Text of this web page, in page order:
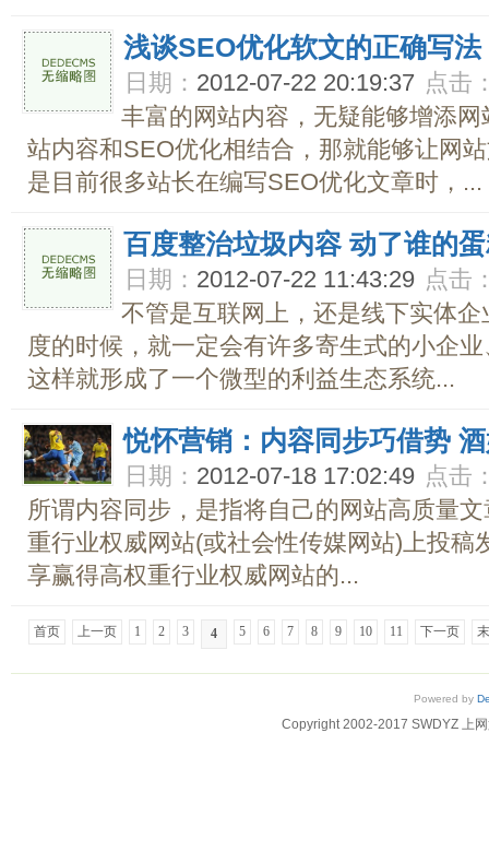
浅谈SEO优化软文的正确写法
日期： 2012-07-22 20:19:37 点击
丰富的网站内容，无疑能够增添
站内容和SEO优化相结合，那就能够让网
是目前很多站长在编写SEO优化文章时，...
百度整治垃圾内容 动了谁的
日期： 2012-07-22 11:43:29 点击
不管是互联网上，还是线下实体
度的时候，就一定会有许多寄生式的小企
这样就形成了一个微型的利益生态系统...
悦怀营销：内容同步巧借势
日期： 2012-07-18 17:02:49 点击
所谓内容同步，是指将自己的网站高质量
重行业权威网站(或社会性传媒网站)上投稿
享赢得高权重行业权威网站的...
首页 上一页 1 2 3 4 5 6 7 8 9 10 11 下一页
Powered by
Copyright 2002-2017 SWDYZ 上